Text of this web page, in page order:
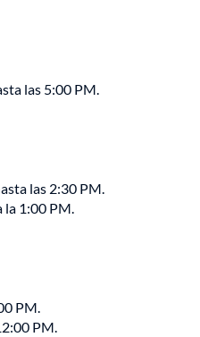
las 5:00 PM.
las 2:30 PM.
la 1:00 PM.
PM.
PM.